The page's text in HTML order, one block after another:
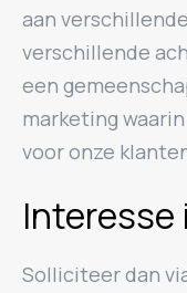
aan
verschillende
een
marketing
voor onze
Interesse
Solliciteer dan